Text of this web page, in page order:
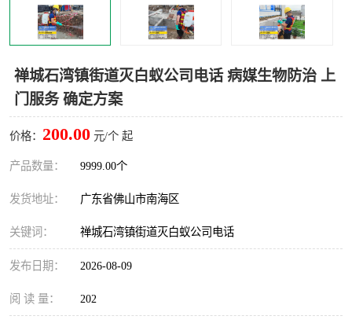
禅城石湾镇街道灭白蚁公司电话 病媒生物防治 上
门服务 确定方案
价格： 200.00 元/个 起
产品数量： 9999.00个
发货地址： 广东省佛山市南海区
关键词： 禅城石湾镇街道灭白蚁公司电话
发布日期： 2026-08-09
阅 读 量： 202
害虫防治 灭杀害虫